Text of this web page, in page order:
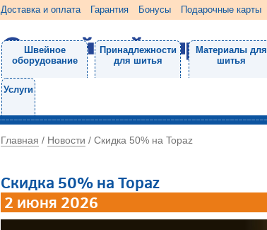
Доставка и оплата Гарантия Бонусы Подарочные карты
Швейное
оборудование
Принадлежности
для шитья
Материалы для
шитья
Услуги
Главная / Новости / Скидка 50% на Topaz
Скидка 50% на Topaz
2 июня 2026